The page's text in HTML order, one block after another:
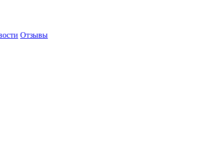
Отзывы